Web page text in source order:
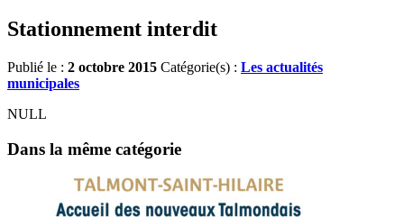
Stationnement interdit
Publié le : 2 octobre 2015 Catégorie(s) : Les actualités
municipales
NULL
Dans la même catégorie